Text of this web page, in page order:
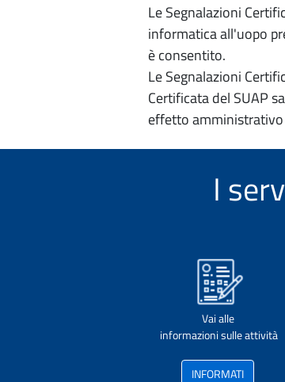
Le Segnalazioni
informatica all'uopo
è consentito.
Le Segnalazioni
Certificata del SUAP
effetto
I
Vai alle
informazioni sulle attività
INFORMATI